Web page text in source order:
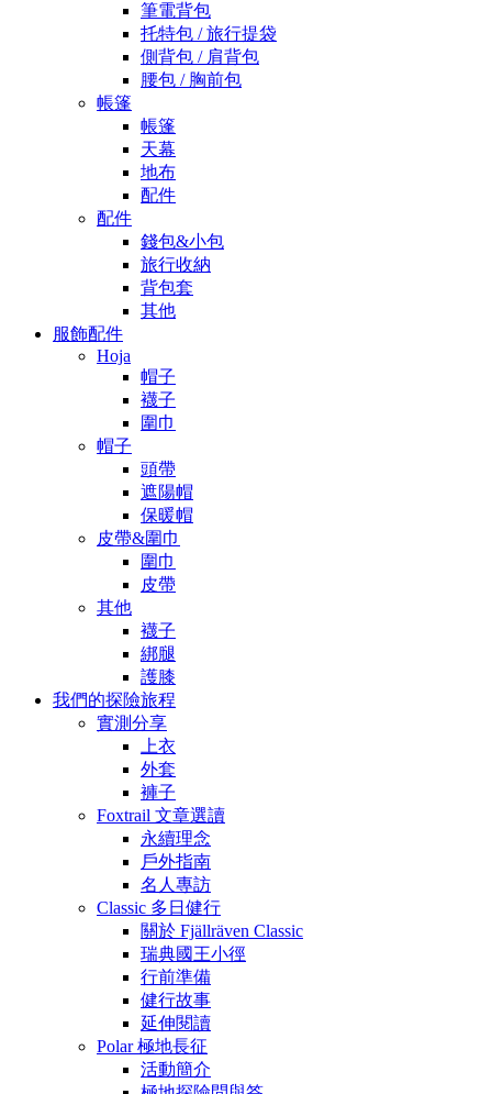
筆電背包
托特包 / 旅行提袋
側背包 / 肩背包
腰包 / 胸前包
帳篷
帳篷
天幕
地布
配件
配件
錢包&小包
旅行收納
背包套
其他
服飾配件
Hoja
帽子
襪子
圍巾
帽子
頭帶
遮陽帽
保暖帽
皮帶&圍巾
圍巾
皮帶
其他
襪子
綁腿
護膝
我們的探險旅程
實測分享
上衣
外套
褲子
Foxtrail 文章選讀
永續理念
戶外指南
名人專訪
Classic 多日健行
關於 Fjällräven Classic
瑞典國王小徑
行前準備
健行故事
延伸閱讀
Polar 極地長征
活動簡介